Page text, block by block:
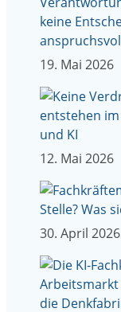
19. Mai 2026
12. Mai 2026
30. April 2026